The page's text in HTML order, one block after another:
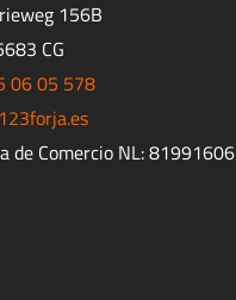
156B
CG
06 05 578
de Comercio NL: 81991606